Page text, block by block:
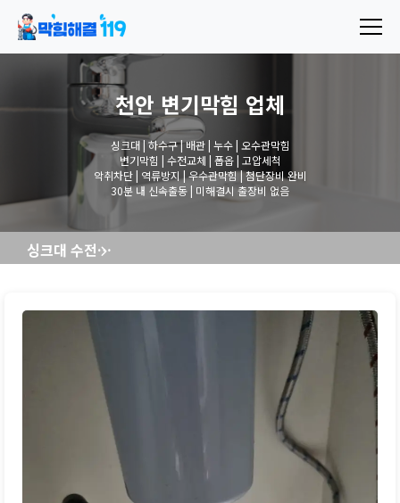
천안 변기막힘 업체
싱크대 | 하수구 | 배관 | 누수 | 오수관막힘
변기막힘 | 수전교체 | 폽옵 | 고압세척
악취차단 | 역류방지 | 우수관막힘 | 첨단장비 완비
30분 내 신속출동 | 미해결시 출장비 없음
싱크대 수전교체